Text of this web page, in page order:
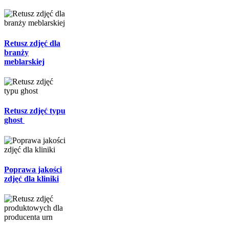
Retusz zdjęć dla
branży
meblarskiej
Retusz zdjęć typu
ghost
Poprawa jakości
zdjęć dla kliniki